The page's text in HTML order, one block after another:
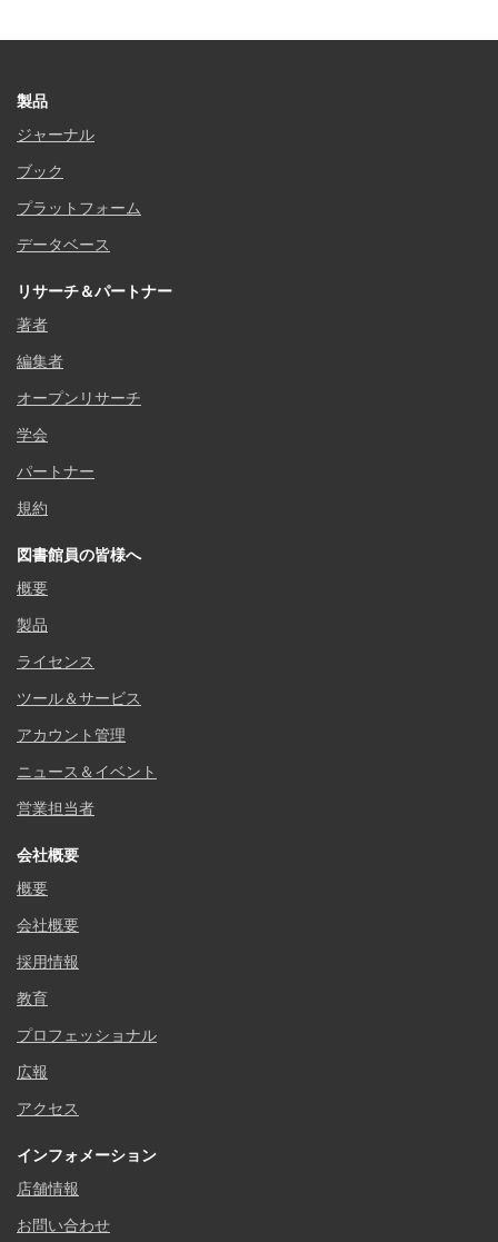
製品
ジャーナル
ブック
プラットフォーム
データベース
リサーチ＆パートナー
著者
編集者
オープンリサーチ
学会
パートナー
規約
図書館員の皆様へ
概要
製品
ライセンス
ツール＆サービス
アカウント管理
ニュース＆イベント
営業担当者
会社概要
概要
会社概要
採用情報
教育
プロフェッショナル
広報
アクセス
インフォメーション
店舗情報
お問い合わせ